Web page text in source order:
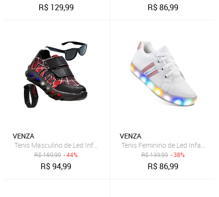
R$ 129,99 R$86,99
VENZA
Tenis Masculino de Led Infantil Aranha Calce Facil Original + Brindes
R$169,99 - 44%
R$94,99
VENZA
Tenis Feminino de Led Infantil
R$139,99 - 38%
R$86,99